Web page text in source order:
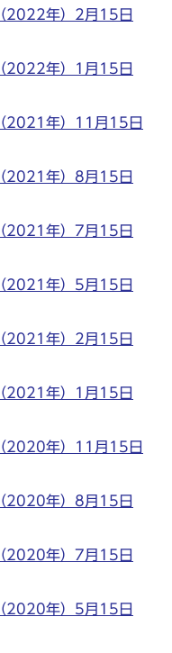
2022年）2月15日
2022年）1月15日
2021年）11月15日
2021年）8月15日
2021年）7月15日
2021年）5月15日
2021年）2月15日
2021年）1月15日
2020年）11月15日
2020年）8月15日
2020年）7月15日
2020年）5月15日